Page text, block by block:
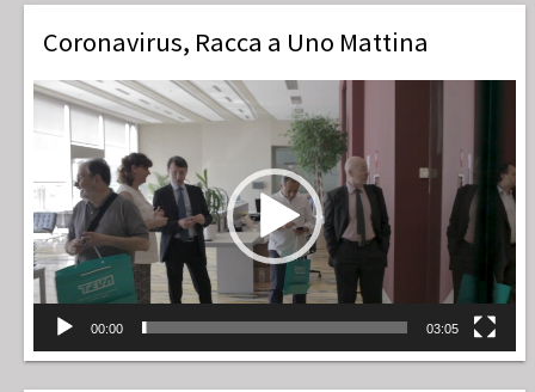
Coronavirus, Racca a Uno Mattina
Video
Player
00:00 03:05